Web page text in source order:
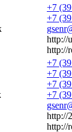
+7
+7
http://
http://
+7
+7
+7
+7
http://
http://